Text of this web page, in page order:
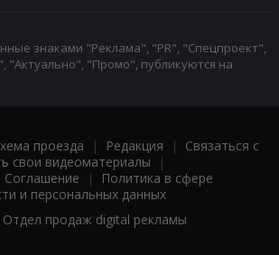
знаками "Реклама", "PR", "Спецпроект",
"Актуально", "Промо", публикуются на
проезда | Редакция | Связаться с
свои видеоматериалы |
Соглашение |
Политика в сфере
и персональных данных
Отдел продаж digital рекламы